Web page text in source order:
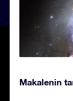
Makalenin